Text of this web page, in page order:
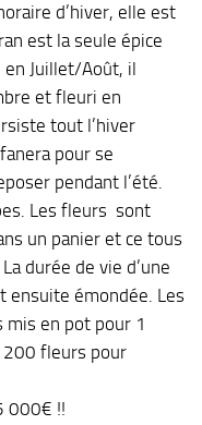
d’hiver, elle est
est la seule épice
en Juillet/Août, il
et fleuri en
tout l’hiver
pour se
pendant l’été.
Les fleurs sont
un panier et ce tous
durée de vie d’une
émondée. Les
mis en pot pour 1
fleurs pour
000€ !!